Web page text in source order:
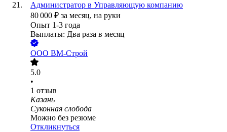
Администратор в Управляющую компанию
80 000 ₽ за месяц, на руки
Опыт 1-3 года
Выплаты: Два раза в месяц
ООО ВМ-Строй
5.0
•
1 отзыв
Казань
Суконная слобода
Можно без резюме
Откликнуться